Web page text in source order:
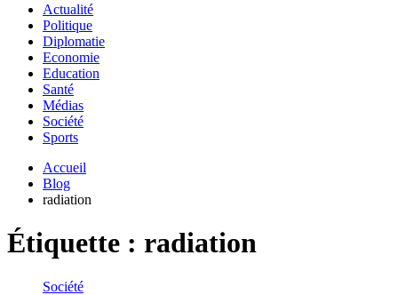
Actualité
Politique
Diplomatie
Economie
Education
Santé
Médias
Société
Sports
Accueil
Blog
radiation
Étiquette : radiation
Société